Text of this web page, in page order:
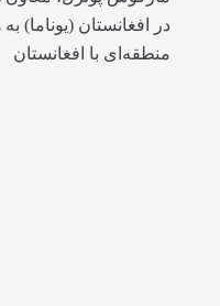
در افغانستان (یوناما)
منطقه‌ای با افغانستان